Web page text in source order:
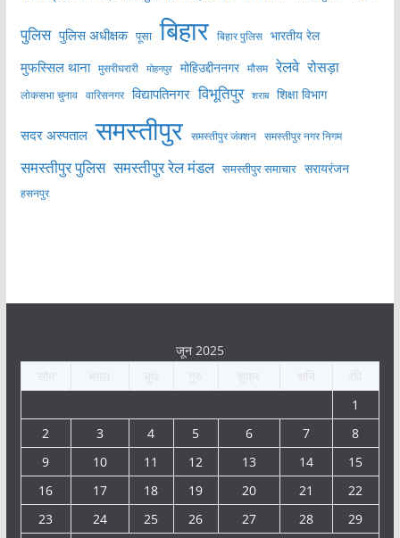
पुलिस पुलिस अधीक्षक पूसा बिहार बिहार पुलिस भारतीय रेल
मुफस्सिल थाना मुसरीघरारी मोहनपुर मोहिउद्दीननगर मौसम रेलवे रोसड़ा
लोकसभा चुनाव वारिसनगर विद्यापतिनगर विभूतिपुर शराब शिक्षा विभाग
सदर अस्पताल समस्तीपुर समस्तीपुर जंक्शन समस्तीपुर नगर निगम
समस्तीपुर पुलिस समस्तीपुर रेल मंडल समस्तीपुर समाचार सरायरंजन
हसनपुर
जून 2025
1
2
3 4 5 6 7
8
9
10 11 12 13 14
15
16
17 18 19 20 21
22
23
24 25 26 27 28 29